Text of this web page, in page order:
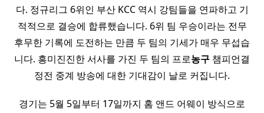
다. 정규리그 6위인 부산 KCC 역시 강팀들을 연파하고 기
적적으로 결승에 합류했습니다. 6위 팀 우승이라는 전무
후무한 기록에 도전하는 만큼 두 팀의 기세가 매우 무섭습
니다. 흥미진진한 서사를 가진 두 팀의 프로농구 챔피언결
정전 중계 방송에 대한 기대감이 날로 커집니다.
경기는 5월 5일부터 17일까지 홈 앤드 어웨이 방식으로